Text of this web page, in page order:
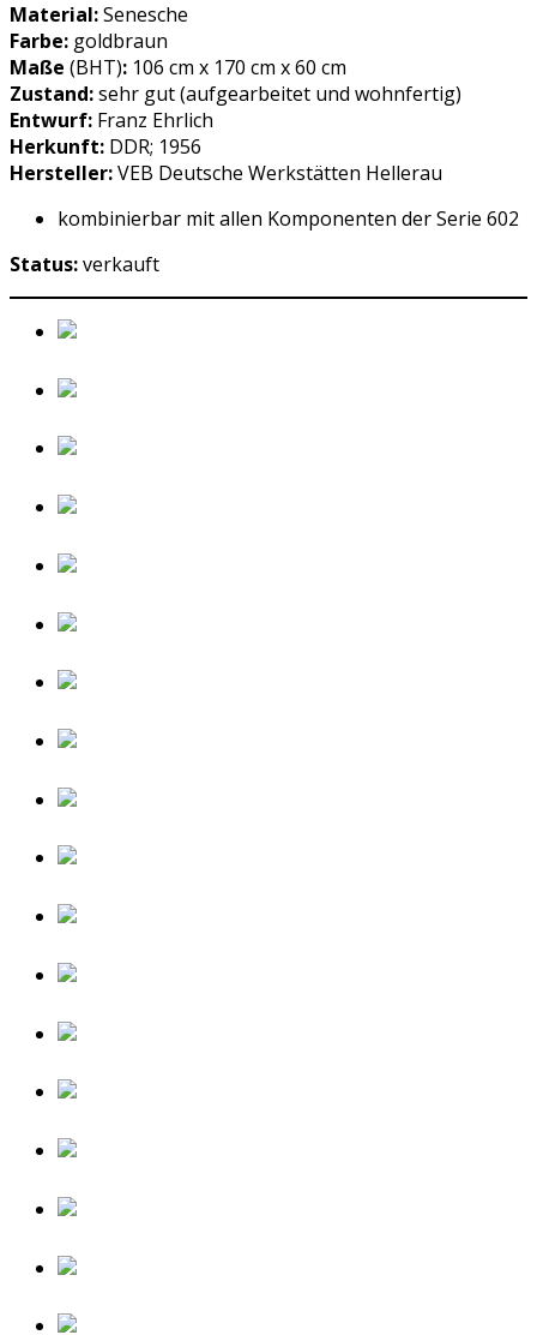
Material:Senesche
Farbe: goldbraun
Maße (BHT): 106 cm x 170 cm x 60 cm
Zustand:sehr gut (aufgearbeitet und wohnfertig)
Entwurf: Franz Ehrlich
Herkunft: DDR; 1956
Hersteller:VEB Deutsche Werkstätten Hellerau
kombinierbar mit allen Komponenten der Serie 602
Status:verkauft